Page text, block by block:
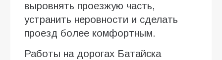
выровнять проезжую часть,
устранить неровности и сделать
проезд более комфортным.
Работы на дорогах Батайска